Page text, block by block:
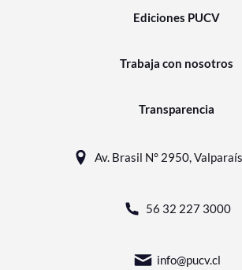
Ediciones PUCV
Trabaja con nosotros
Transparencia
Av. Brasil N° 2950,
56 32 227 3000
info@pucv.cl